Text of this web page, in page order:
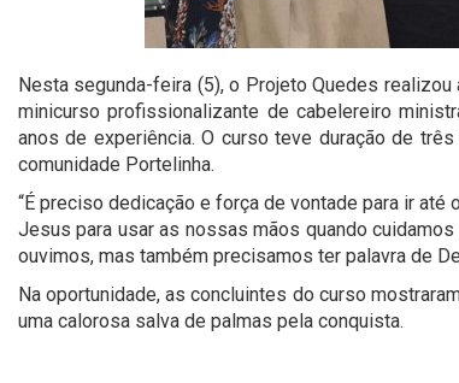
Nesta segunda-feira (5), o Projeto Quedes
minicurso profissionalizante de cabelereiro
anos de experiência. O curso teve duração de
comunidade Portelinha.
“É preciso dedicação e força de vontade para ir
Jesus para usar as nossas mãos quando
ouvimos, mas também precisamos ter palavra de
Na oportunidade, as concluintes do curso
uma calorosa salva de palmas pela conquista.